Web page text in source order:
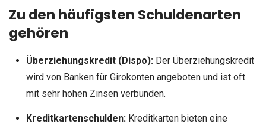
Zu den häufigsten Schuldenarten
gehören
Überziehungskredit (Dispo):Der Überziehungskredit
wird von Banken für Girokonten angeboten und ist oft
mit sehr hohen Zinsen verbunden.
Kreditkartenschulden:Kreditkarten bieten eine